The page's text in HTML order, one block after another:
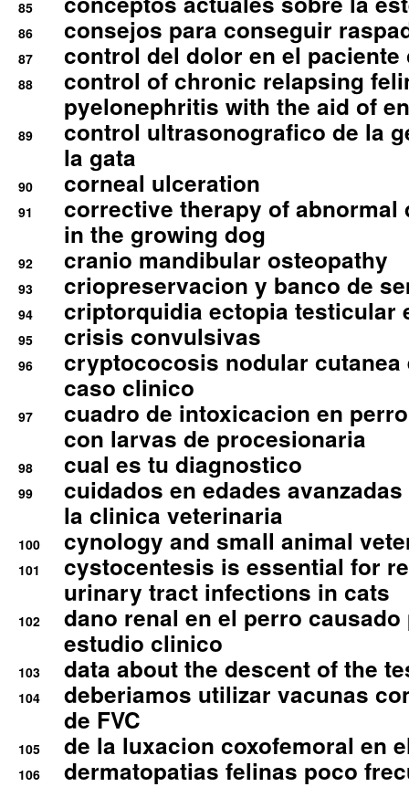
85
86 consejos para conseguir
87 control del dolor en el
88
control of chronic relapsing
pyelonephritis with the aid of
89
control ultrasonografico de la
la gata
90 corneal ulceration
91
corrective therapy of abnormal
in the growing dog
92 cranio mandibular osteopathy
93 criopreservacion y banco de
94 criptorquidia ectopia testicular
95 crisis convulsivas
96
cryptococosis nodular cutanea
caso clinico
97
cuadro de intoxicacion en
con larvas de procesionaria
98 cual es tu diagnostico
99
cuidados en edades
la clinica veterinaria
100 cynology and small animal
101
cystocentesis is essential for
urinary tract infections in cats
102
dano renal en el perro
estudio clinico
103 data about the descent of the
104
deberiamos utilizar vacunas
de FVC
105 de la luxacion coxofemoral en
106 dermatopatias felinas poco